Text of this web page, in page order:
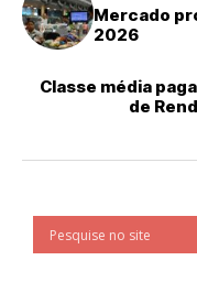
Mercado
2026
Classe média
de